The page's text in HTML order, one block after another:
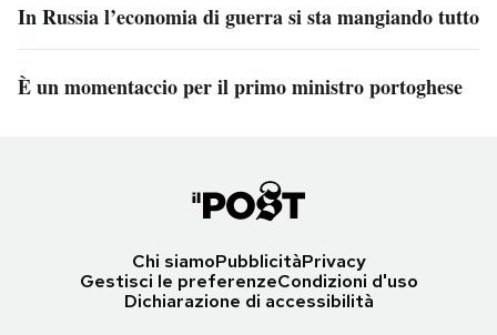
In Russia l’economia di guerra si sta mangiando tutto
È un momentaccio per il primo ministro portoghese
Chi siamoPubblicitàPrivacy
Gestisci le preferenzeCondizioni d'uso
Dichiarazione di accessibilità